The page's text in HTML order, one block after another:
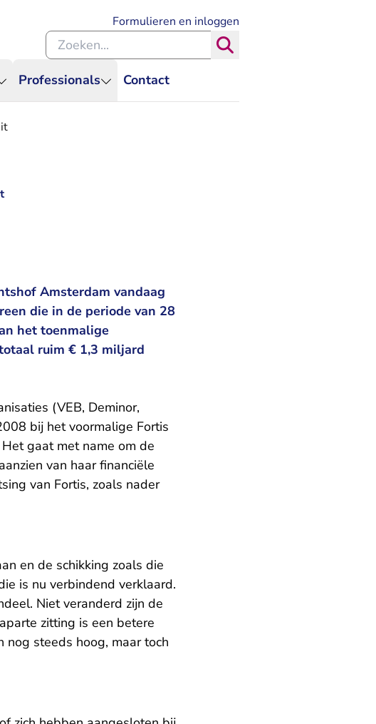
Professionals Contact
Formulieren en inloggen
Zoeken binnen de Rechtspraak
Amsterdam vandaag
die in de periode van 28
het toenmalige
ruim € 1,3 miljard
(VEB, Deminor,
bij het voormalige Fortis
gaat met name om de
van haar financiële
van Fortis, zoals nader
en de schikking zoals die
is nu verbindend verklaard.
Niet veranderd zijn de
zitting is een betere
steeds hoog, maar toch